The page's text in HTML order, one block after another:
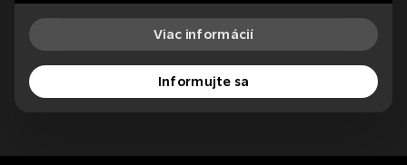
Viac informácií
Informujte sa